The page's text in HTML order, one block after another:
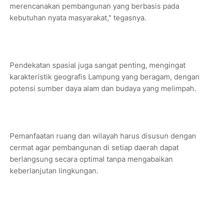
merencanakan pembangunan yang berbasis pada
kebutuhan nyata masyarakat," tegasnya.
Pendekatan spasial juga sangat penting, mengingat
karakteristik geografis Lampung yang beragam, dengan
potensi sumber daya alam dan budaya yang melimpah.
Pemanfaatan ruang dan wilayah harus disusun dengan
cermat agar pembangunan di setiap daerah dapat
berlangsung secara optimal tanpa mengabaikan
keberlanjutan lingkungan.